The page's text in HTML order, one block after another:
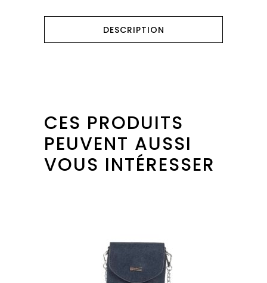
DESCRIPTION
CES PRODUITS
PEUVENT AUSSI
VOUS INTÉRESSER